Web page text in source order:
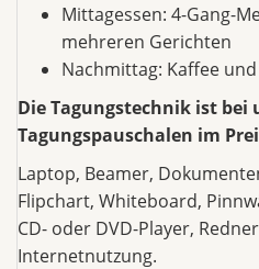
Mittagessen: 4-Gang-
mehreren Gerichten
Nachmittag: Kaffee
Die Tagungstechnik ist bei
Tagungspauschalen im
Laptop, Beamer,
Flipchart, Whiteboard,
CD- oder DVD-Player,
Internetnutzung.